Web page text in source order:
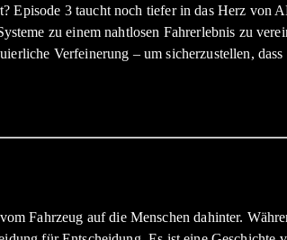
Episode 3 taucht noch tiefer in das Herz
zu einem nahtlosen Fahrerlebnis zu
Verfeinerung – um sicherzustellen,
Fahrzeug auf die Menschen dahinter.